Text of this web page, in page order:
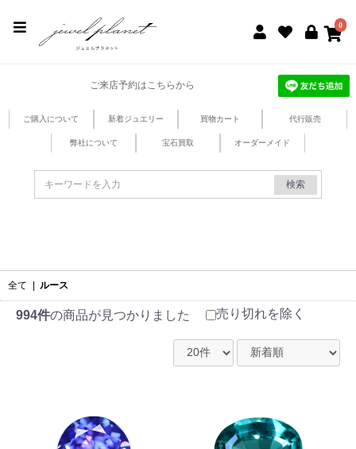
0
ご来店予約はこちらから
ご購入について 新着ジュエリー 買物カート 代行販売
弊社について 宝石買取 オーダーメイド
検索
全て ルース
994件の商品が見つかりました 売り切れを除く